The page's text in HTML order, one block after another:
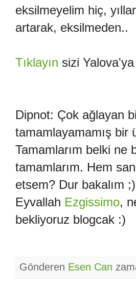
eksilmeyelim hiç,
artarak, eksilmeden..
Tıklayın sizi
Dipnot: Çok ağlayan
tamamlayamamış bir
Tamamlarım belki ne
tamamlarım. Hem
etsem? Dur bakalım ;)
Eyvallah Ezgissimo,
bekliyoruz blogcak :)
Gönderen Esen Can